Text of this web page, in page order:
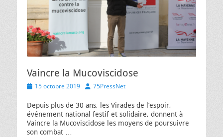
Vaincre la Mucoviscidose
Posted15 octobre 2019 Author
75PressNet
Depuis plus de 30 ans, les Virades de l’espoir,
événement national festif et solidaire, donnent à
Vaincre la Mucoviscidose les moyens de poursuivre
son combat …